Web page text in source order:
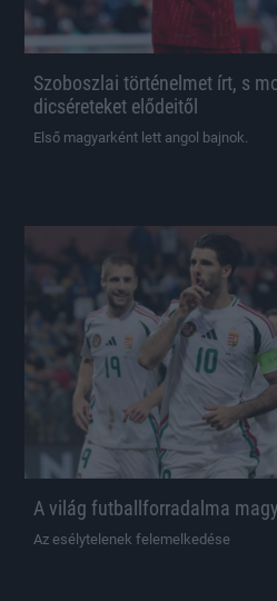
Szoboszlai történelmet írt, s
dicséreteket elődeitől
Első magyarként lett angol bajnok.
A világ futballforradalma
Az esélytelenek felemelkedése